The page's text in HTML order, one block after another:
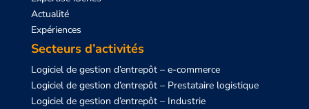
Actualité
Expériences
Secteurs d’activités
Logiciel de gestion d’entrepôt – e-commerce
Logiciel de gestion d’entrepôt – Prestataire logistique
Logiciel de gestion d’entrepôt – Industrie